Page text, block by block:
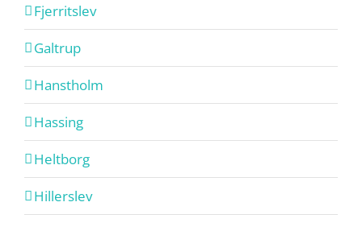
Fjerritslev
Galtrup
Hanstholm
Hassing
Heltborg
Hillerslev